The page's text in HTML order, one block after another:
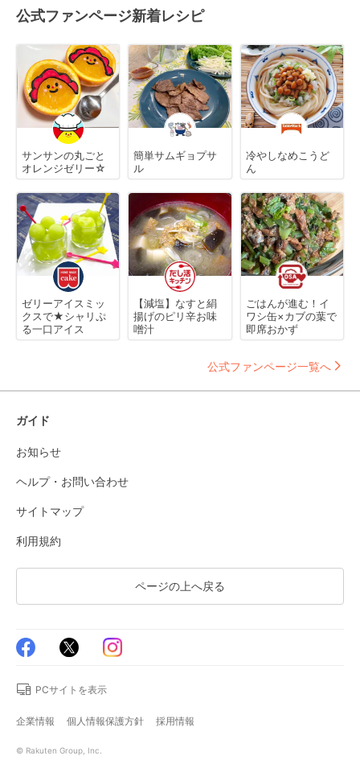
公式ファンページ新着レシピ
サンサンの丸ごと
オレンジゼリー☆
簡単サムギョプサ
ル
冷やしなめこうど
ん
ゼリーアイスミッ
クスで★シャリぷ
る一口アイス
【減塩】なすと絹
揚げのピリ辛お味
噌汁
ごはんが進む！イ
ワシ缶×カブの葉で
即席おかず
公式ファンページ一覧へ
ガイド
お知らせ
ヘルプ・お問い合わせ
サイトマップ
利用規約
ページの上へ戻る
PCサイトを表示
企業情報 個人情報保護方針 採用情報
© Rakuten Group, Inc.